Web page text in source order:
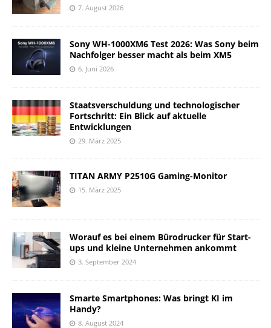
7. August 2026
Sony WH-1000XM6 Test 2026: Was Sony beim
Nachfolger besser macht als beim XM5
6. Juni 2026
Staatsverschuldung und technologischer
Fortschritt: Ein Blick auf aktuelle
Entwicklungen
29. März 2025
TITAN ARMY P2510G Gaming-Monitor
15. März 2025
Worauf es bei einem Bürodrucker für Start-
ups und kleine Unternehmen ankommt
3. September 2024
Smarte Smartphones: Was bringt KI im
Handy?
8. August 2024